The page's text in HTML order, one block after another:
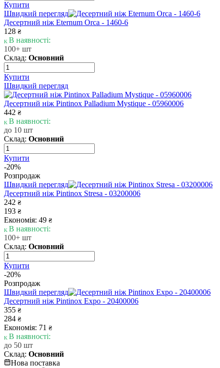
Купити
Швидкий перегляд
Десертний ніж Eternum Orca - 1460-6
128 ₴
В наявності:
100+ шт
Склад: Основний
Купити
Швидкий перегляд
Десертний ніж Pintinox Palladium Mystique - 05960006
442 ₴
В наявності:
до 10 шт
Склад: Основний
Купити
-20%
Розпродаж
Швидкий перегляд
Десертний ніж Pintinox Stresa - 03200006
242 ₴
193 ₴
Економія: 49 ₴
В наявності:
100+ шт
Склад: Основний
Купити
-20%
Розпродаж
Швидкий перегляд
Десертний ніж Pintinox Expo - 20400006
355 ₴
284 ₴
Економія: 71 ₴
В наявності:
до 50 шт
Склад: Основний
Нова поставка